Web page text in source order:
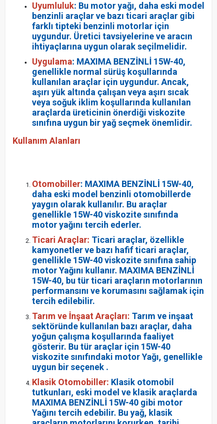
Uyumluluk: Bu motor yağı, daha eski model
benzinli araçlar ve bazı ticari araçlar gibi
farklı tipteki benzinli motorlar için
uygundur. Üretici tavsiyelerine ve aracın
ihtiyaçlarına uygun olarak seçilmelidir.
Uygulama: MAXIMA BENZİNLİ 15W-40,
genellikle normal sürüş koşullarında
kullanılan araçlar için uygundur. Ancak,
aşırı yük altında çalışan veya aşırı sıcak
veya soğuk iklim koşullarında kullanılan
araçlarda üreticinin önerdiği viskozite
sınıfına uygun bir yağ seçmek önemlidir.
Kullanım Alanları
Otomobiller: MAXIMA BENZİNLİ 15W-40,
daha eski model benzinli otomobillerde
yaygın olarak kullanılır. Bu araçlar
genellikle 15W-40 viskozite sınıfında
motor yağını tercih ederler.
Ticari Araçlar: Ticari araçlar, özellikle
kamyonetler ve bazı hafif ticari araçlar,
genellikle 15W-40 viskozite sınıfına sahip
motor Yağını kullanır. MAXIMA BENZİNLİ
15W-40, bu tür ticari araçların motorlarının
performansını ve korumasını sağlamak için
tercih edilebilir.
Tarım ve İnşaat Araçları: Tarım ve inşaat
sektöründe kullanılan bazı araçlar, daha
yoğun çalışma koşullarında faaliyet
gösterir. Bu tür araçlar için 15W-40
viskozite sınıfındaki motor Yağı, genellikle
uygun bir seçenek .
Klasik Otomobiller: Klasik otomobil
tutkunları, eski model ve klasik araçlarda
MAXIMA BENZİNLİ 15W-40 gibi motor
Yağını tercih edebilir. Bu yağ, klasik